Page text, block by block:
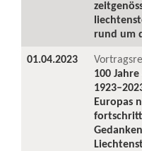
rund um
01.04.2023
100
Europas